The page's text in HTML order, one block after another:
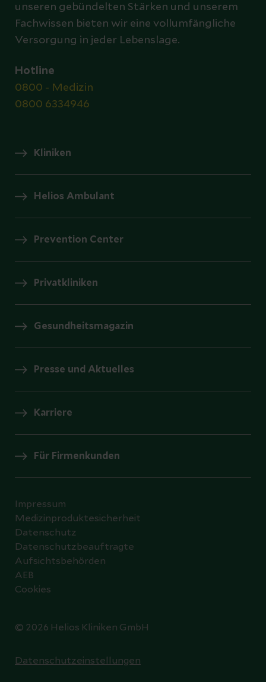
unseren gebündelten Stärken und unserem
Fachwissen bieten wir eine vollumfängliche
Versorgung in jeder Lebenslage.
Hotline
0800 - Medizin
0800 6334946
Kliniken
Helios Ambulant
Prevention Center
Privatkliniken
Gesundheitsmagazin
Presse und Aktuelles
Karriere
Für Firmenkunden
© 2026 Helios Kliniken GmbH
Impressum
Medizinproduktesicherheit
Datenschutz
Datenschutzbeauftragte
Aufsichtsbehörden
AEB
Cookies
Datenschutzeinstellungen